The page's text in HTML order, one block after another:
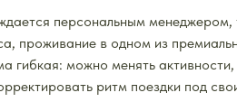
персональным
проживание в одном из
гибкая: можно менять активности,
ритм поездки под